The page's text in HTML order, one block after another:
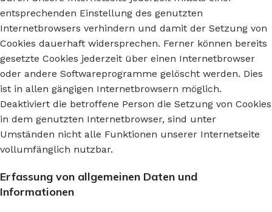
entsprechenden Einstellung des genutzten
Internetbrowsers verhindern und damit der Setzung von
Cookies dauerhaft widersprechen. Ferner können bereits
gesetzte Cookies jederzeit über einen Internetbrowser
oder andere Softwareprogramme gelöscht werden. Dies
ist in allen gängigen Internetbrowsern möglich.
Deaktiviert die betroffene Person die Setzung von Cookies
in dem genutzten Internetbrowser, sind unter
Umständen nicht alle Funktionen unserer Internetseite
vollumfänglich nutzbar.
Erfassung von allgemeinen Daten und
Informationen